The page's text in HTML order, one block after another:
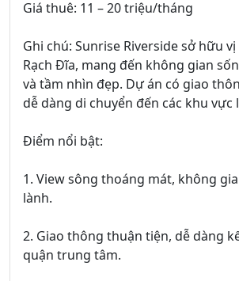
Giá thuê: 11 – 20 triệu/tháng
Ghi chú: Sunrise Riverside sở hữu
Rạch Đĩa, mang đến không gian
và tầm nhìn đẹp. Dự án có giao
dễ dàng di chuyển đến các khu vực
Điểm nổi bật:
1. View sông thoáng mát, không
lành.
2. Giao thông thuận tiện, dễ dàng
quận trung tâm.